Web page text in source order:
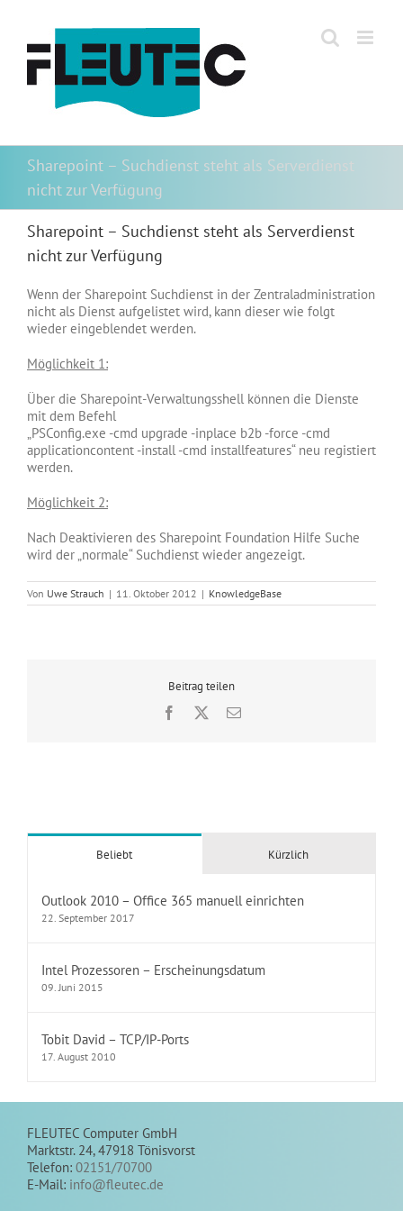
springen
Sharepoint – Suchdienst steht als Serverdienst
nicht zur Verfügung
Sharepoint – Suchdienst steht als Serverdienst
nicht zur Verfügung
Wenn der Sharepoint Suchdienst in der Zentraladministration
nicht als Dienst aufgelistet wird, kann dieser wie folgt
wieder eingeblendet werden.
Möglichkeit 1:
Über die Sharepoint-Verwaltungsshell können die Dienste
mit dem Befehl
„PSConfig.exe -cmd upgrade -inplace b2b -force -cmd
applicationcontent -install -cmd installfeatures“ neu registiert
werden.
Möglichkeit 2:
Nach Deaktivieren des Sharepoint Foundation Hilfe Suche
wird der „normale“ Suchdienst wieder angezeigt.
Von Uwe Strauch | 11. Oktober 2012 | KnowledgeBase
Beitrag teilen
Facebook
E-
Beliebt Kürzlich
Outlook 2010 – Office 365 manuell einrichten
22. September 2017
Intel Prozessoren – Erscheinungsdatum
09. Juni 2015
Tobit David – TCP/IP-Ports
17. August 2010
FLEUTEC Computer GmbH
Marktstr. 24, 47918 Tönisvorst
Telefon: 02151/70700
E-Mail: info@fleutec.de